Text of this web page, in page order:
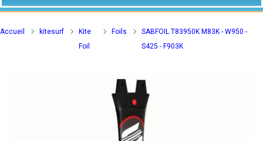
Accueil kitesurf
Kite
Foil
Foils
SABFOIL T83950K M83K - W950 -
S425 - F903K